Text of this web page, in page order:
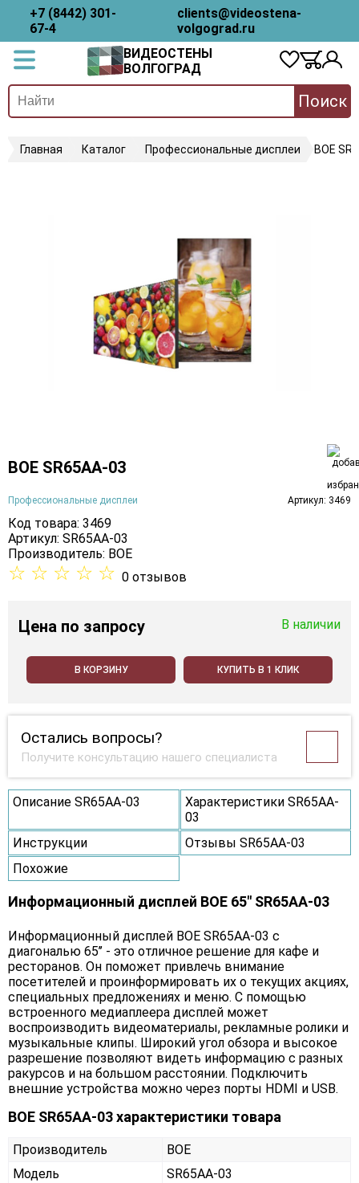
+7 (8442) 301-
67-4
clients@videostena-
volgograd.ru
ВИДЕОСТЕНЫ
ВОЛГОГРАД
Поиск
Главная Каталог Профессиональные дисплеи BOE
BOE SR65AA-03
Профессиональные дисплеи Артикул: 3469
Код товара: 3469
Артикул: SR65AA-03
Производитель: BOE
☆ ☆ ☆ ☆ ☆ 0 отзывов
Цена по запросу В наличии
В КОРЗИНУ КУПИТЬ В 1 КЛИК
Остались вопросы?
Получите консультацию нашего специалиста
Описание SR65AA-03
Характеристики SR65AA-
03
Инструкции
Отзывы SR65AA-03
Похожие
Информационный дисплей BOE 65" SR65AA-03
Информационный дисплей BOE SR65AA-03 с
диагональю 65’’ - это отличное решение для кафе и
ресторанов. Он поможет привлечь внимание
посетителей и проинформировать их о текущих акциях,
специальных предложениях и меню. С помощью
встроенного медиаплеера дисплей может
воспроизводить видеоматериалы, рекламные ролики и
музыкальные клипы. Широкий угол обзора и высокое
разрешение позволяют видеть информацию с разных
ракурсов и на большом расстоянии. Подключить
внешние устройства можно через порты HDMI и USB.
BOE SR65AA-03 характеристики товара
Производитель
BOE
Модель
SR65AA-03